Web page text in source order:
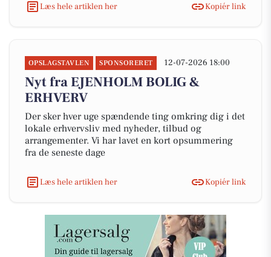
Læs hele artiklen her Kopiér link
OPSLAGSTAVLEN SPONSORERET 12-07-2026 18:00
Nyt fra EJENHOLM BOLIG &
ERHVERV
Der sker hver uge spændende ting omkring dig i det
lokale erhvervsliv med nyheder, tilbud og
arrangementer. Vi har lavet en kort opsummering
fra de seneste dage
Læs hele artiklen her Kopiér link